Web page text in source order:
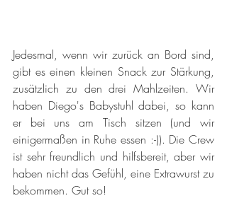
Jedesmal, wenn wir zurück an Bord sind,
gibt es einen kleinen Snack zur Stärkung,
zusätzlich zu den drei Mahlzeiten. Wir
haben Diego's Babystuhl dabei, so kann
er bei uns am Tisch sitzen (und wir
einigermaßen in Ruhe essen :-)). Die Crew
ist sehr freundlich und hilfsbereit, aber wir
haben nicht das Gefühl, eine Extrawurst zu
bekommen. Gut so!